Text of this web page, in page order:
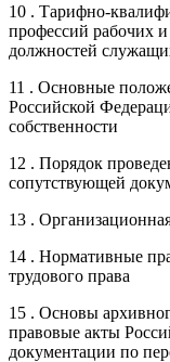
10 . Тарифно-
профессий рабочих
должностей
11 . Основные
Российской
собственности
12 . Порядок
сопутствующей
13 .
14 . Нормативные
трудового права
15 . Основы
правовые акты
документации по